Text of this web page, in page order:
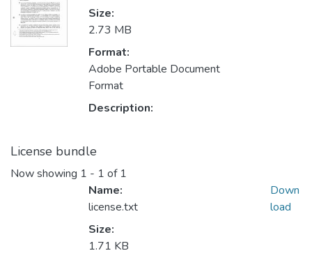
Size:
2.73 MB
Format:
Adobe Portable Document
Format
Description:
License bundle
Now showing 1 - 1 of 1
Name:
license.txt
Size:
1.71 KB
Down
load